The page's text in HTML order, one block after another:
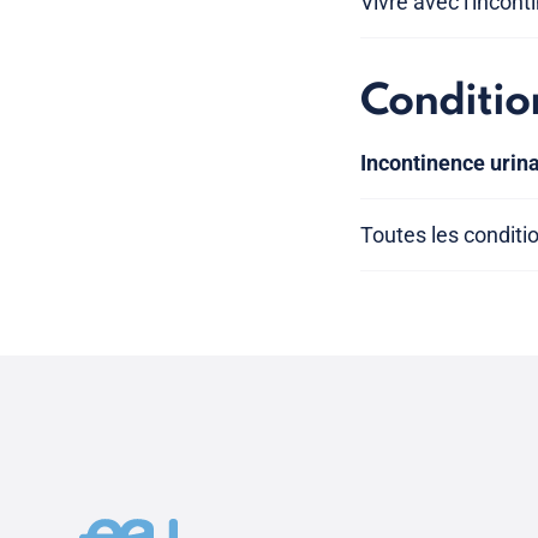
Incontinence
Toutes les